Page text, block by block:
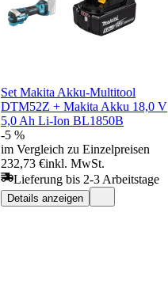
Set Makita Akku-Multitool
DTM52Z + Makita Akku 18,0 V
5,0 Ah Li-Ion BL1850B
-5 %
im Vergleich zu Einzelpreisen
232,73 €inkl. MwSt.
Lieferung bis 2-3 Arbeitstage
Details anzeigen